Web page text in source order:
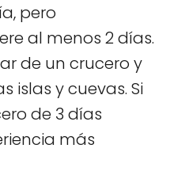
pero
al menos 2 días.
de un crucero y
islas y cuevas. Si
de 3 días
más